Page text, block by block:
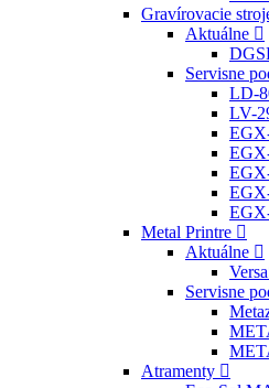
Gravírovacie
Aktuálne
Servisne
LD-
LV-
Metal Printre
Aktuálne
Servisne
Atramenty